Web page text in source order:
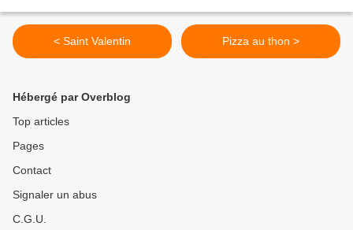
< Saint Valentin Pizza au thon >
Hébergé par Overblog
Top articles
Pages
Contact
Signaler un abus
C.G.U.